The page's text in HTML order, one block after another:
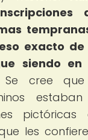
exacto
siendo
Se cree que
les